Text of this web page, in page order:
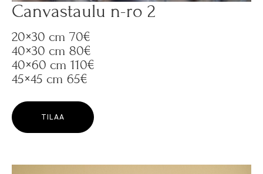
Canvastaulu n-ro 2
20×30 cm 70€
40×30 cm 80€
40×60 cm 110€
45×45 cm 65€
TILAA